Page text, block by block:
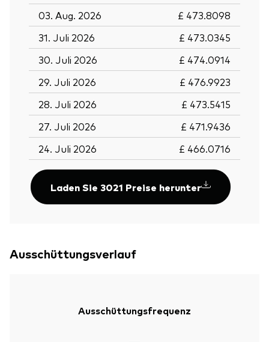
03. Aug. 2026
£ 473.8098
31. Juli 2026
£ 473.0345
30. Juli 2026
£ 474.0914
29. Juli 2026
£ 476.9923
28. Juli 2026
£ 473.5415
27. Juli 2026
£ 471.9436
24. Juli 2026
£ 466.0716
Laden Sie 3021 Preise herunter
Ausschüttungsverlauf
Ausschüttungsfrequenz